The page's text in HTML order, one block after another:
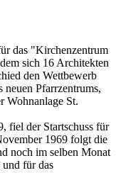
das "Kirchenzentrum
sich 16 Architekten
den Wettbewerb
neuen Pfarrzentrums,
Wohnanlage St.
fiel der Startschuss für
1969 folgt die
noch im selben Monat
für das